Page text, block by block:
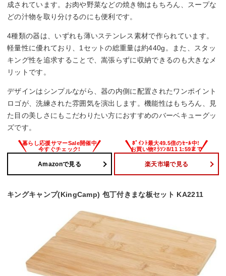
成されています。お肉や野菜などの焼き物はもちろん、スープな
どの汁物を取り分けるのにも便利です。
4種類の器は、いずれも薄いステンレス素材で作られています。
軽量性に優れており、1セットの総重量は約440g。また、スタッ
キング性を追求することで、嵩張らずに収納できるのも大きなメ
リットです。
デザインはシンプルながら、器の内側に配置されたワンポイント
ロゴが、洗練された雰囲気を演出します。機能性はもちろん、見
た目の美しさにもこだわりたい方におすすめのバーベキューグッ
ズです。
Amazonで見る 楽天市場で見る
キングキャンプ(KingCamp) 包丁付きまな板セット KA2211